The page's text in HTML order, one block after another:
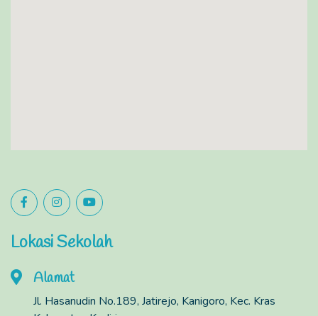
Lokasi Sekolah
Alamat
Jl. Hasanudin No.189, Jatirejo, Kanigoro, Kec. Kras